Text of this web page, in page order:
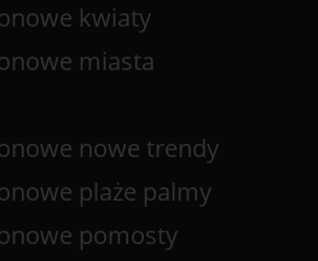
kwiaty
miasta
nowe trendy
plaże palmy
pomosty